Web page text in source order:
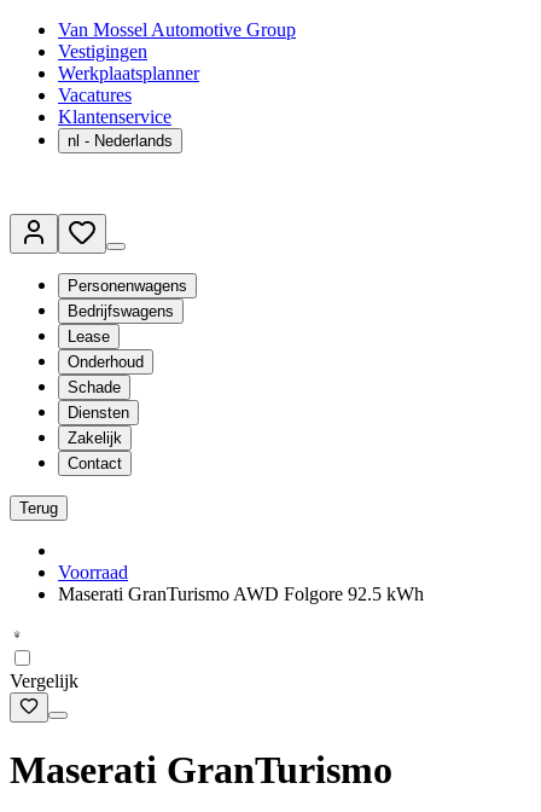
Van Mossel Automotive Group
Vestigingen
Werkplaatsplanner
Vacatures
Klantenservice
nl - Nederlands
Personenwagens
Bedrijfswagens
Lease
Onderhoud
Schade
Diensten
Zakelijk
Contact
Terug
Voorraad
Maserati GranTurismo AWD Folgore 92.5 kWh
Vergelijk
Maserati GranTurismo